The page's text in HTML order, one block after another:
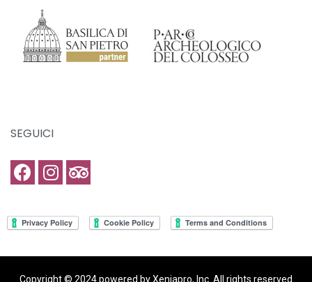
SEGUICI
Copyright © 2024 powered by Xeniapro, Inc. All rights reserved​